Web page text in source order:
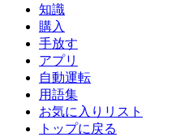
知識
購入
手放す
アプリ
自動運転
用語集
お気に入りリスト
トップに戻る